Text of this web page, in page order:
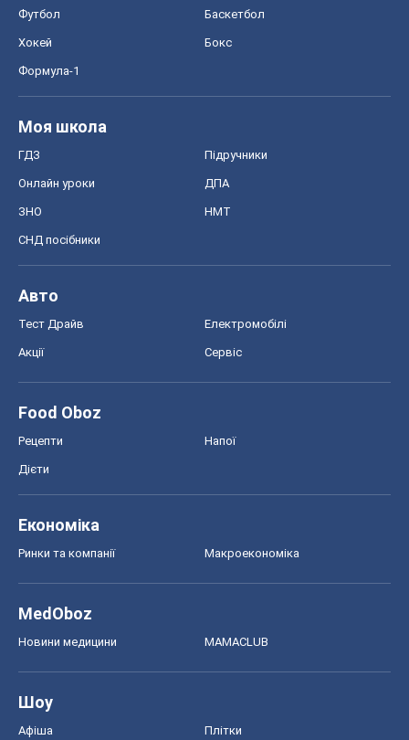
Футбол Баскетбол
Хокей Бокс
Формула-1
Моя школа
ГДЗ Підручники
Онлайн уроки ДПА
ЗНО НМТ
СНД посібники
Авто
Тест Драйв Електромобілі
Акції Сервіс
Food Oboz
Рецепти Напої
Дієти
Економіка
Ринки та компанії Макроекономіка
MedOboz
Новини медицини MAMACLUB
Шоу
Афіша Плітки